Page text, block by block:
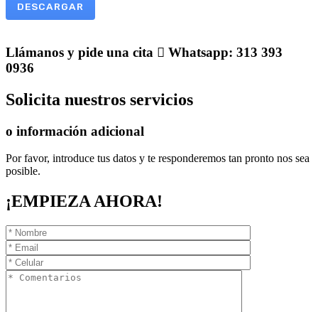
DESCARGAR
Llámanos y pide una cita
Whatsapp: 313 393
0936
Solicita nuestros servicios
o información adicional
Por favor, introduce tus datos y te responderemos tan pronto nos sea
posible.
¡EMPIEZA AHORA!